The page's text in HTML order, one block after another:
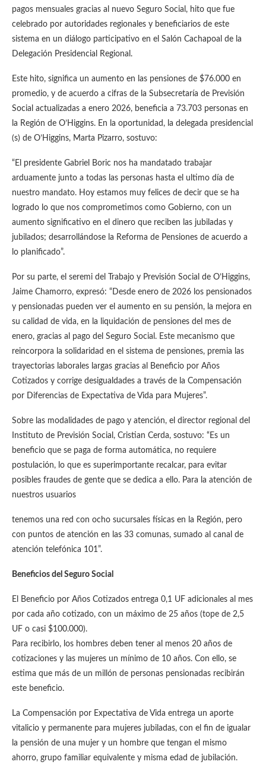
pagos mensuales gracias al nuevo Seguro Social, hito que fue
celebrado por autoridades regionales y beneficiarios de este
sistema en un diálogo participativo en el Salón Cachapoal de la
Delegación Presidencial Regional.
Este hito, significa un aumento en las pensiones de $76.000 en
promedio, y de acuerdo a cifras de la Subsecretaría de Previsión
Social actualizadas a enero 2026, beneficia a 73.703 personas en
la Región de O’Higgins. En la oportunidad, la delegada presidencial
(s) de O’Higgins, Marta Pizarro, sostuvo:
“El presidente Gabriel Boric nos ha mandatado trabajar
arduamente junto a todas las personas hasta el ultimo día de
nuestro mandato. Hoy estamos muy felices de decir que se ha
logrado lo que nos comprometimos como Gobierno, con un
aumento significativo en el dinero que reciben las jubiladas y
jubilados; desarrollándose la Reforma de Pensiones de acuerdo a
lo planificado”.
Por su parte, el seremi del Trabajo y Previsión Social de O’Higgins,
Jaime Chamorro, expresó: “Desde enero de 2026 los pensionados
y pensionadas pueden ver el aumento en su pensión, la mejora en
su calidad de vida, en la liquidación de pensiones del mes de
enero, gracias al pago del Seguro Social. Este mecanismo que
reincorpora la solidaridad en el sistema de pensiones, premia las
trayectorias laborales largas gracias al Beneficio por Años
Cotizados y corrige desigualdades a través de la Compensación
por Diferencias de Expectativa de Vida para Mujeres”.
Sobre las modalidades de pago y atención, el director regional del
Instituto de Previsión Social, Cristian Cerda, sostuvo: “Es un
beneficio que se paga de forma automática, no requiere
postulación, lo que es superimportante recalcar, para evitar
posibles fraudes de gente que se dedica a ello. Para la atención de
nuestros usuarios
tenemos una red con ocho sucursales físicas en la Región, pero
con puntos de atención en las 33 comunas, sumado al canal de
atención telefónica 101”.
Beneficios del Seguro Social
El Beneficio por Años Cotizados entrega 0,1 UF adicionales al mes
por cada año cotizado, con un máximo de 25 años (tope de 2,5
UF o casi $100.000).
Para recibirlo, los hombres deben tener al menos 20 años de
cotizaciones y las mujeres un mínimo de 10 años. Con ello, se
estima que más de un millón de personas pensionadas recibirán
este beneficio.
La Compensación por Expectativa de Vida entrega un aporte
vitalicio y permanente para mujeres jubiladas, con el fin de igualar
la pensión de una mujer y un hombre que tengan el mismo
ahorro, grupo familiar equivalente y misma edad de jubilación.